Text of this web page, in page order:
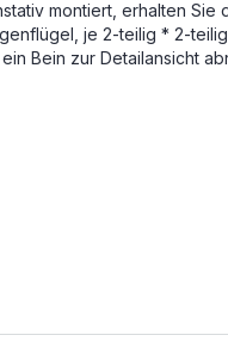
montiert, erhalten
je 2-teilig * 2-
Bein zur Detailansicht